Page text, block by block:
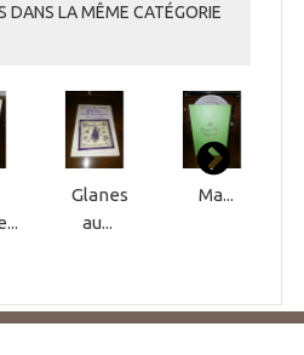
DANS LA MÊME CATÉGORIE
Glanes
au...
Ma...